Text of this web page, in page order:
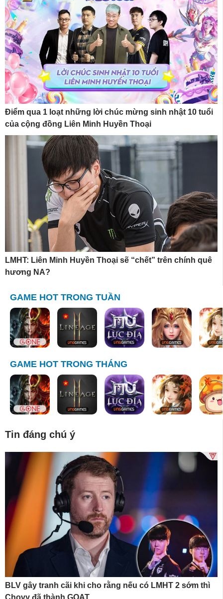
Điểm qua 1 loạt những lời chúc mừng sinh nhật 10 tuổi
của cộng đồng Liên Minh Huyền Thoại
LMHT: Liên Minh Huyền Thoại sẽ “chết” trên chính quê
hương NA?
GAME HOT TRONG TUẦN
GAME HOT TRONG THÁNG
Tin đáng chú ý
BLV gây tranh cãi khi cho rằng nếu có LMHT 2 sớm thì
Chovy đã thành GOAT